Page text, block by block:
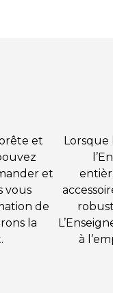
et
et
vous
de
la
Lorsque
à